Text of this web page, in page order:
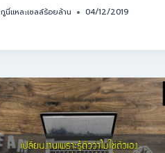
กูนี่แหละเซลล์ร้อยล้าน 04/12/2019